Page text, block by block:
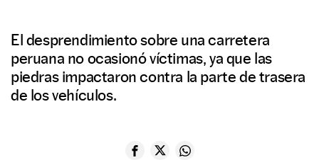
El desprendimiento sobre una carretera
peruana no ocasionó víctimas, ya que las
piedras impactaron contra la parte de trasera
de los vehículos.